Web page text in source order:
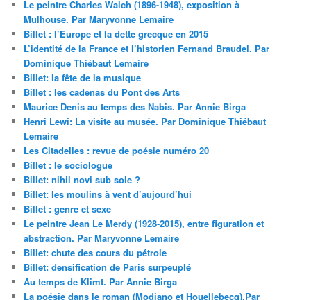
Le peintre Charles Walch (1896-1948), exposition à
Mulhouse. Par Maryvonne Lemaire
Billet : l’Europe et la dette grecque en 2015
L’identité de la France et l’historien Fernand Braudel. Par
Dominique Thiébaut Lemaire
Billet: la fête de la musique
Billet : les cadenas du Pont des Arts
Maurice Denis au temps des Nabis. Par Annie Birga
Henri Lewi: La visite au musée. Par Dominique Thiébaut
Lemaire
Les Citadelles : revue de poésie numéro 20
Billet : le sociologue
Billet: nihil novi sub sole ?
Billet: les moulins à vent d’aujourd’hui
Billet : genre et sexe
Le peintre Jean Le Merdy (1928-2015), entre figuration et
abstraction. Par Maryvonne Lemaire
Billet: chute des cours du pétrole
Billet: densification de Paris surpeuplé
Au temps de Klimt. Par Annie Birga
La poésie dans le roman (Modiano et Houellebecq).Par